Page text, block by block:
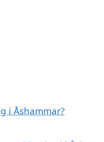
i Åshammar?